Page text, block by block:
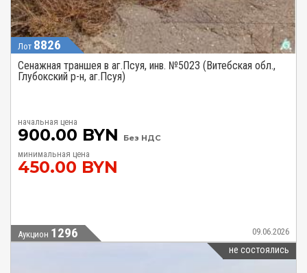
Лот 8826
Сенажная траншея в аг.Псуя, инв. №5023 (Витебская обл.,
Глубокский р-н, аг.Псуя)
начальная цена
900.00 BYN Без НДС
минимальная цена
450.00 BYN
Аукцион 1296 09.06.2026
не состоялись